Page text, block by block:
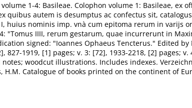
1-4: Basileae. Colophon volume 1: Basileae, ex
quibus autem is desumptus ac confectus sit,
nominis imp. vnà cum epitoma rerum in varijs
"Tomus IIII, rerum gestarum, quae incurrerunt in
signed: "Ioannes Ophaeus Tencterus." Edited by
1919, [1] pages; v. 3: [72], 1933-2218, [2] pages;
woodcut illustrations. Includes indexes.
H.M. Catalogue of books printed on the continent of